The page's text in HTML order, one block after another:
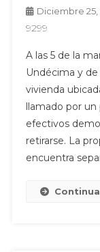
Diciembre 25,
9299
A las 5 de la
Undécima y de
vivienda
llamado por un
efectivos
retirarse. La
encuentra